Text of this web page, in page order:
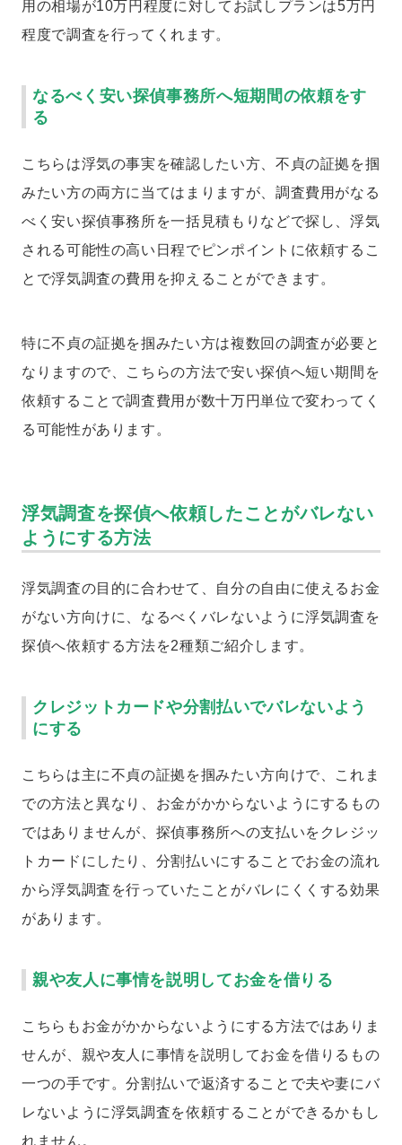
用の相場が10万円程度に対してお試しプランは5万円
程度で調査を行ってくれます。
なるべく安い探偵事務所へ短期間の依頼をす
る
こちらは浮気の事実を確認したい方、不貞の証拠を掴
みたい方の両方に当てはまりますが、調査費用がなる
べく安い探偵事務所を一括見積もりなどで探し、浮気
される可能性の高い日程でピンポイントに依頼するこ
とで浮気調査の費用を抑えることができます。
特に不貞の証拠を掴みたい方は複数回の調査が必要と
なりますので、こちらの方法で安い探偵へ短い期間を
依頼することで調査費用が数十万円単位で変わってく
る可能性があります。
浮気調査を探偵へ依頼したことがバレない
ようにする方法
浮気調査の目的に合わせて、自分の自由に使えるお金
がない方向けに、なるべくバレないように浮気調査を
探偵へ依頼する方法を2種類ご紹介します。
クレジットカードや分割払いでバレないよう
にする
こちらは主に不貞の証拠を掴みたい方向けで、これま
での方法と異なり、お金がかからないようにするもの
ではありませんが、探偵事務所への支払いをクレジッ
トカードにしたり、分割払いにすることでお金の流れ
から浮気調査を行っていたことがバレにくくする効果
があります。
親や友人に事情を説明してお金を借りる
こちらもお金がかからないようにする方法ではありま
せんが、親や友人に事情を説明してお金を借りるもの
一つの手です。分割払いで返済することで夫や妻にバ
レないように浮気調査を依頼することができるかもし
れません。